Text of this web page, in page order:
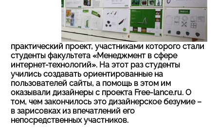
практический проект, участниками которого стали
студенты факультета «Менеджмент в сфере
интернет-технологий». На этот раз студенты
учились создавать ориентированные на
пользователей сайты, а помощь в этом им
оказывали дизайнеры с проекта Free-lance.ru. О
том, чем закончилось это дизайнерское безумие –
в зарисовках из впечатлений его
непосредственных участников.